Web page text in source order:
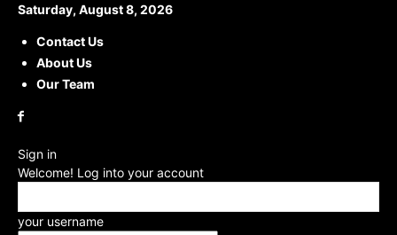
Saturday, August 8, 2026
Contact Us
About Us
Our Team
Sign in
Welcome! Log into your account
your username